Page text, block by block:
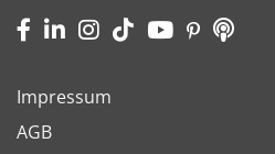
Impressum
AGB